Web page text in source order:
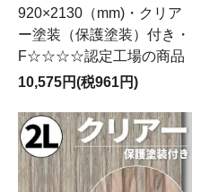
920×2130（mm)・クリア
ー塗装（保護塗装）付き・
F☆☆☆☆認定工場の商品
10,575円(税961円)